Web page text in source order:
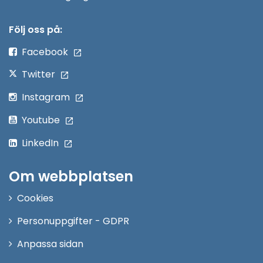
Följ oss på:
Facebook
Twitter
Instagram
Youtube
LinkedIn
Om webbplatsen
Cookies
Personuppgifter - GDPR
Anpassa sidan